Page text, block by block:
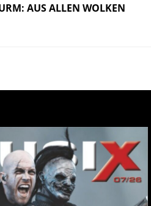
AUS ALLEN WOLKEN